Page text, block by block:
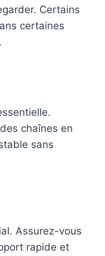
Certains
certaines
chaînes en
sans
Assurez-vous
rapide et